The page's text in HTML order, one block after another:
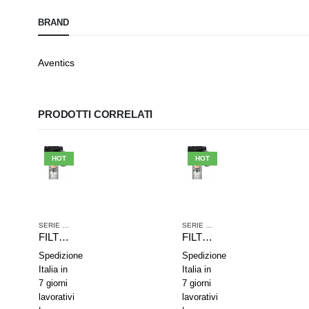
BRAND
Aventics
PRODOTTI CORRELATI
COMPRESSA
HOT
TRATTAMENTO ARIA COMPRESSA
FILTRO RIDUTTORE DI PRESSIONE AVENTICS SERIE NL2-FRE 0821300305
Spedizione
Italia in
7 giorni
lavorativi
HOT
TRATTAMENTO ARIA
FILTRO RIDUTTORE DI PRESSIONE AVENTICS SERIE NL4-FRE 0821300238
Spedizione
Italia in
7 giorni
lavorativi